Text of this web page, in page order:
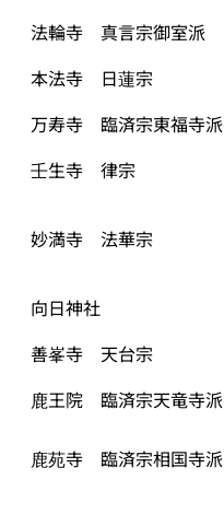
法輪寺　真言宗御室派
本法寺　日蓮宗
万寿寺　臨済宗東福寺派
壬生寺　律宗
妙満寺　法華宗
向日神社
善峯寺　天台宗
鹿王院　臨済宗天竜寺派
鹿苑寺　臨済宗相国寺派